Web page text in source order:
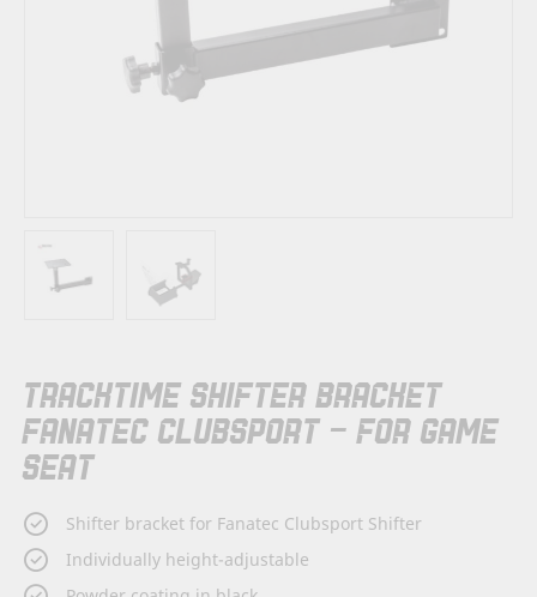
TRACKTIME SHIFTER BRACKET
FANATEC CLUBSPORT - FOR GAME
SEAT
Shifter bracket for Fanatec Clubsport Shifter
Individually height-adjustable
to
the
beginning
of
the
images
gallery